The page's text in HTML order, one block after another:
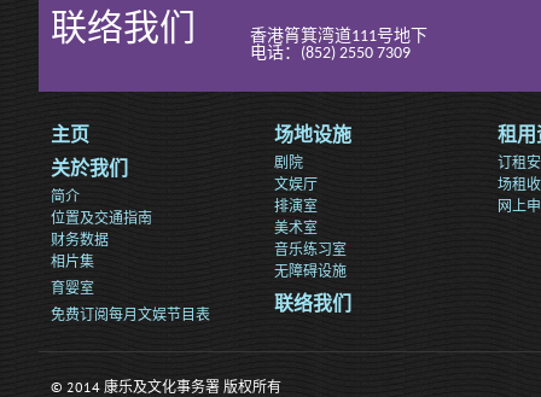
联络我们
香港筲箕湾道111号地下
电话：(852) 2550 7309
主页
关於我们
简介
位置及交通指南
财务数据
相片集
育婴室
免费订阅每月文娱节目表
场地设施
剧院
文娱厅
排演室
美术室
音乐练习室
无障碍设施
联络我们
租用
订租
场租
网上
© 2014 康乐及文化事务署 版权所有